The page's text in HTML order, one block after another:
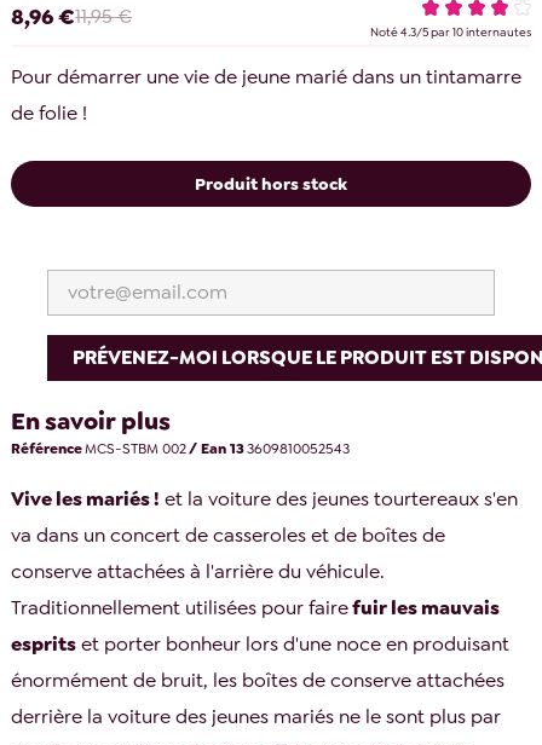
8,96 €11,95 €
Noté4.3/5par10internautes
Pour démarrer une vie de jeune marié dans un tintamarre
de folie !
Produit hors stock
PRÉVENEZ-MOI LORSQUE LE PRODUIT EST
En savoir plus
RéférenceMCS-STBM 002/ Ean 133609810052543
Vive les mariés ! et la voiture des jeunes tourtereaux s'en
va dans un concert de casseroles et de boîtes de
conserve attachées à l'arrière du véhicule.
Traditionnellement utilisées pour fairefuir les mauvais
espritset porter bonheur lors d'une noce en produisant
énormément de bruit, les boîtes de conserve attachées
derrière la voiture des jeunes mariés ne le sont plus par